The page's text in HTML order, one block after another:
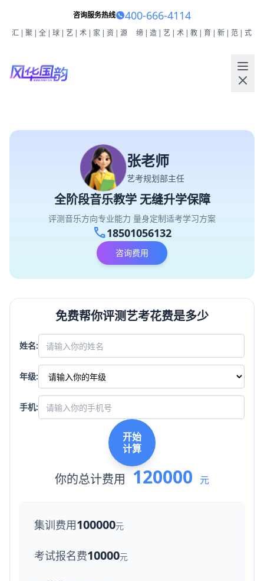
咨询服务热线 400-666-4114
汇|聚|全|球|艺|术|家|资|源 缔|造|艺|术|教|育|新|范|式
张老师
艺考规划部主任
全阶段音乐教学 无缝升学保障
评测音乐方向专业能力 量身定制适考学习方案
call18501056132
咨询费用
免费帮你评测艺考花费是多少
姓名:
年级:
手机:
开始
计算
你的总计费用 120000 元
集训费用100000元
考试报名费10000元